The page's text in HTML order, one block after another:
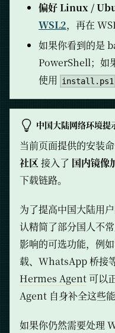
偏好 Linux /
WSL2，再在
如果你看到的是
PowerShell；如
使用 install.ps1
中国大陆网络环境提
当前页面提供的安装
社区 接入了 国内镜像
下载链路。
为了提高中国大陆用
认精简了部分国人不
影响的可选功能，例
载、WhatsApp 桥接
Hermes Agent可以
Agent 自身补全这些能
如果你仍然需要处理